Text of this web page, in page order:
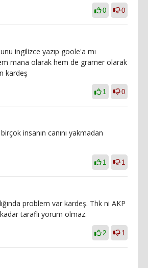
0 0
ingilizce yazıp goole'a mı
mana olarak hem de gramer olarak
kardeş
1 0
insanın canını yakmadan
1 1
problem var kardeş. Thk ni AKP
taraflı yorum olmaz.
2 1